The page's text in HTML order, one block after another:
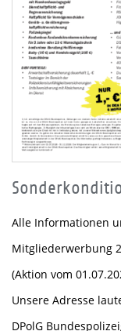
Alle Informationen
Mitgliederwerbung
(Aktion vom
Unsere Adresse
DPolG